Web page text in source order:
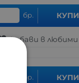
бр. КУПИ
Добави в любими
бр. КУПИ